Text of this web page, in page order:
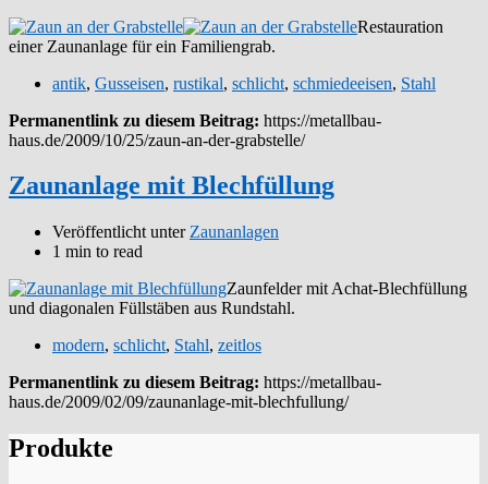
Restauration
einer Zaunanlage für ein Familiengrab.
antik, Gusseisen, rustikal, schlicht, schmiedeeisen, Stahl
Permanentlink zu diesem Beitrag: https://metallbau-
haus.de/2009/10/25/zaun-an-der-grabstelle/
Zaunanlage mit Blechfüllung
Veröffentlicht unter Zaunanlagen
1 min to read
Zaunfelder mit Achat-Blechfüllung
und diagonalen Füllstäben aus Rundstahl.
modern, schlicht, Stahl, zeitlos
Permanentlink zu diesem Beitrag: https://metallbau-
haus.de/2009/02/09/zaunanlage-mit-blechfullung/
Produkte